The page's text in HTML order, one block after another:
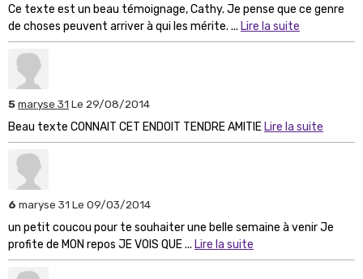
Ce texte est un beau témoignage, Cathy. Je pense que ce genre
de choses peuvent arriver à qui les mérite. ... Lire la suite
5maryse 31 Le 29/08/2014
Beau texte CONNAIT CET ENDOIT TENDRE AMITIE Lire la suite
6 maryse 31 Le 09/03/2014
un petit coucou pour te souhaiter une belle semaine à venir Je
profite de MON repos JE VOIS QUE ... Lire la suite